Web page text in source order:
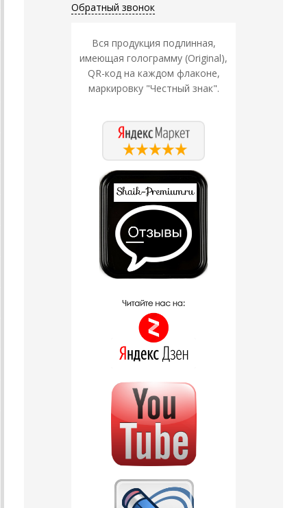
Обратный звонок
Вся продукция подлинная,
имеющая голограмму (Original),
QR-код на каждом флаконе,
маркировку "Честный знак".